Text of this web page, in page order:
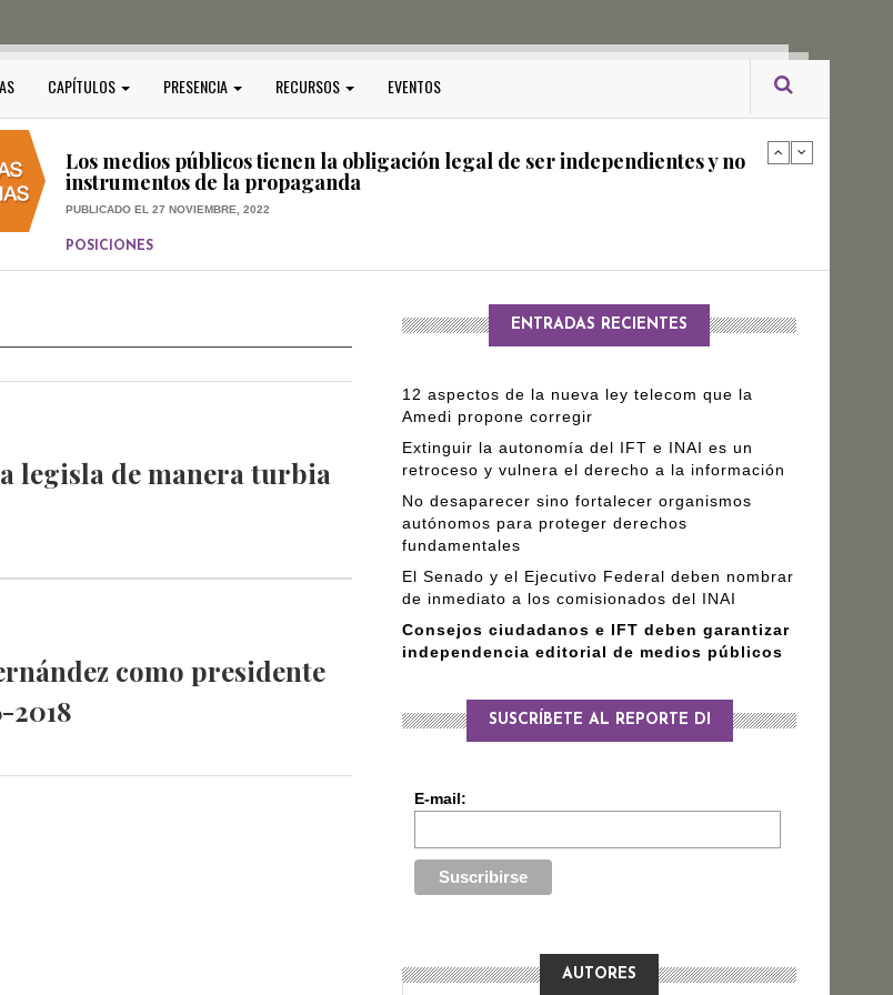
CAPÍTULOS PRESENCIA RECURSOS EVENTOS
PUBLICADO EL 17 DICIEMBRE, 2022
Los medios públicos tienen la obligación legal de ser independientes y no
instrumentos de la propaganda
PUBLICADO EL 27 NOVIEMBRE, 2022
POSICIONES
Consejos ciudadanos e IFT deben garantizar independencia editorial de
legisla de manera turbia
como presidente
2018
ENTRADAS RECIENTES
12 aspectos de la nueva ley telecom que la
Amedi propone corregir
Extinguir la autonomía del IFT e INAI es un
retroceso y vulnera el derecho a la información
No desaparecer sino fortalecer organismos
autónomos para proteger derechos
fundamentales
El Senado y el Ejecutivo Federal deben nombrar
de inmediato a los comisionados del INAI
Consejos ciudadanos e IFT deben garantizar
independencia editorial de medios públicos
SUSCRÍBETE AL REPORTE DI
E-mail:
AUTORES